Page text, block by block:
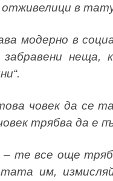
в
модерно в
неща,
човек да се
трябва да е
те все още
им,